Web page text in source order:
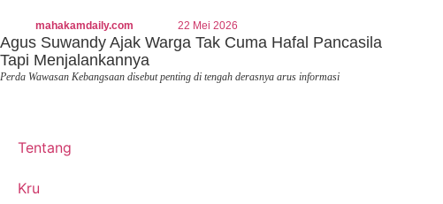
mahakamdaily.com 22 Mei 2026
Agus Suwandy Ajak Warga Tak Cuma Hafal Pancasila
Tapi Menjalankannya
Perda Wawasan Kebangsaan disebut penting di tengah derasnya arus informasi
Tentang
Kru